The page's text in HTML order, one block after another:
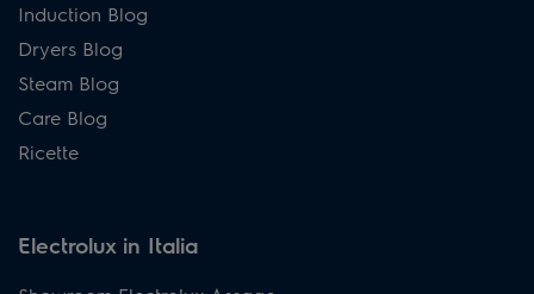
Induction Blog
Dryers Blog
Steam Blog
Care Blog
Ricette
Electrolux in Italia